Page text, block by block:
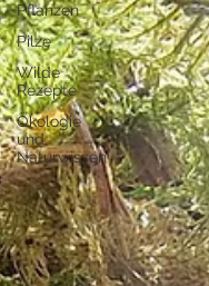
Pflanzen
Pilze
Wilde
Rezepte
Ökologie
und
Naturwissen